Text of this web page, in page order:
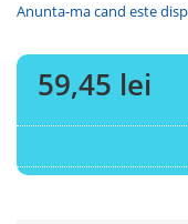
Anunta-ma cand este
59,45 lei